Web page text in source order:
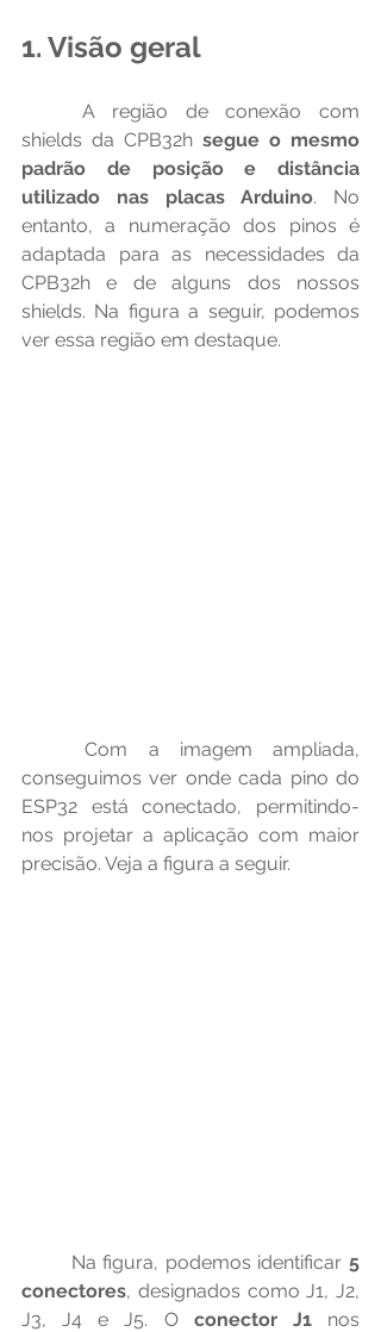
1. Visão geral
shields da CPB32h segue o mesmo
padrão de posição e distância
utilizado nas placas Arduino. No
entanto, a numeração dos pinos é
adaptada para as necessidades da
CPB32h e de alguns dos nossos
shields. Na figura a seguir, podemos
ver essa região em destaque.
	Com a imagem ampliada,
conseguimos ver onde cada pino do
ESP32 está conectado, permitindo-
nos projetar a aplicação com maior
precisão. Veja a figura a seguir.
	Na figura, podemos identificar
5
conectores, designados como J1, J2,
J3, J4 e J5. O conector J1 nos